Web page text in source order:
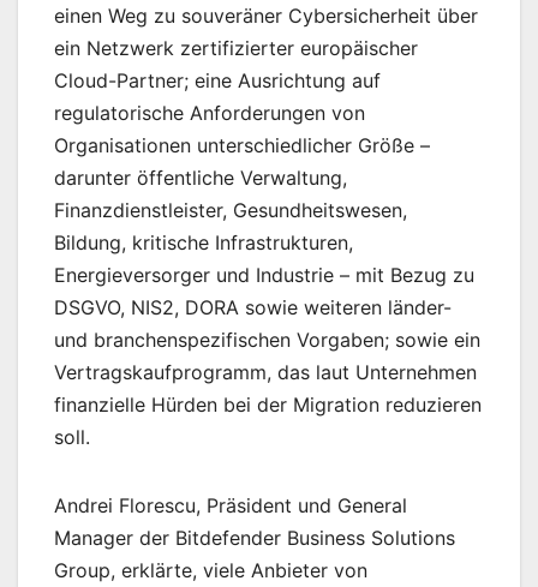
einen Weg zu souveräner Cybersicherheit über
ein Netzwerk zertifizierter europäischer
Cloud-Partner; eine Ausrichtung auf
regulatorische Anforderungen von
Organisationen unterschiedlicher Größe –
darunter öffentliche Verwaltung,
Finanzdienstleister, Gesundheitswesen,
Bildung, kritische Infrastrukturen,
Energieversorger und Industrie – mit Bezug zu
DSGVO, NIS2, DORA sowie weiteren länder-
und branchenspezifischen Vorgaben; sowie ein
Vertragskaufprogramm, das laut Unternehmen
finanzielle Hürden bei der Migration reduzieren
soll.
Andrei Florescu, Präsident und General
Manager der Bitdefender Business Solutions
Group, erklärte, viele Anbieter von